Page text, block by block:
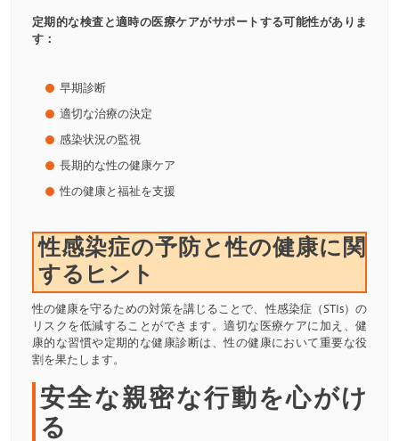
定期的な検査と適時の医療ケアがサポートする可能性がありま
す：
早期診断
適切な治療の決定
感染状況の監視
長期的な性の健康ケア
性の健康と福祉を支援
性感染症の予防と性の健康に関
するヒント
性の健康を守るための対策を講じることで、性感染症（STIs）の
リスクを低減することができます。適切な医療ケアに加え、健
康的な習慣や定期的な健康診断は、性の健康において重要な役
割を果たします。
安全な親密な行動を心がけ
る